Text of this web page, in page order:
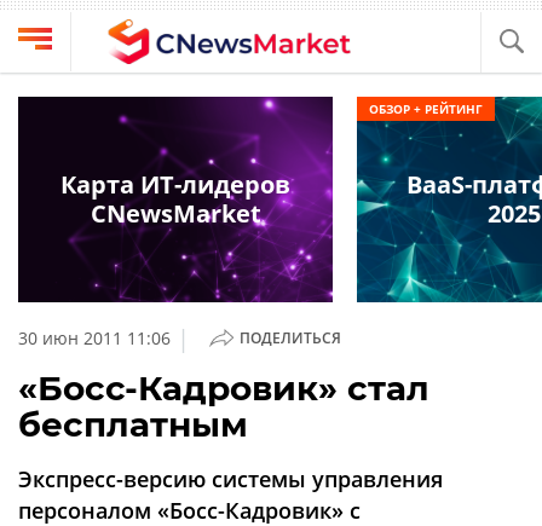
Выбрать
провайдера
Компании
обзоры
кабинет
О
CNews
CNews
Конференции
Техника
30 июн 2011 11:06 | ПОДЕЛИТЬСЯ
«Босс-Кадровик» стал
бесплатным
Экспресс-версию системы управления
персоналом «Босс-Кадровик» с
Карта ИТ-лидеров
CNewsMarket
BaaS-
2025
ОБЗОР + РЕЙТИНГ